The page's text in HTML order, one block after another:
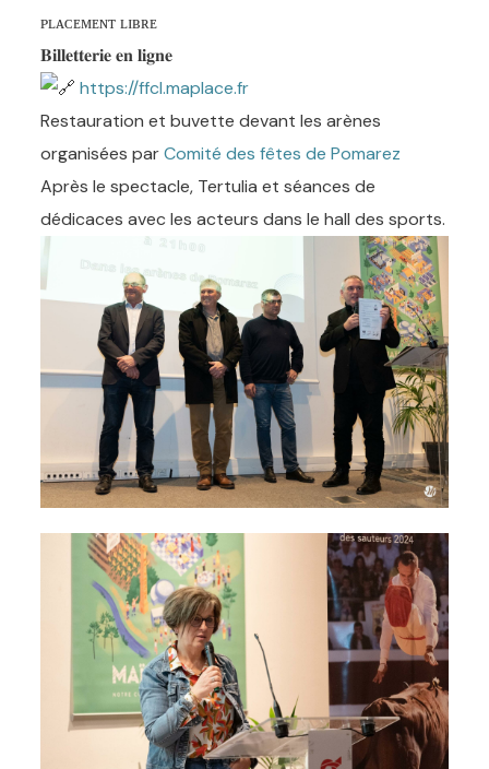
ᴘʟᴀᴄᴇᴍᴇɴᴛ ʟɪʙʀᴇ
𝐁𝐢𝐥𝐥𝐞𝐭𝐭𝐞𝐫𝐢𝐞 𝐞𝐧 𝐥𝐢𝐠𝐧𝐞
https://ffcl.maplace.fr
Restauration et buvette devant les arènes
organisées parComité des fêtes de Pomarez
Après le spectacle, Tertuliaet séances de
dédicacesavec les acteurs dans le hall des sports.